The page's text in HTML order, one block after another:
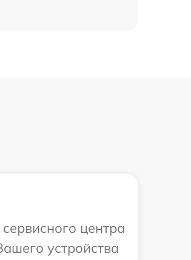
центра
устройства